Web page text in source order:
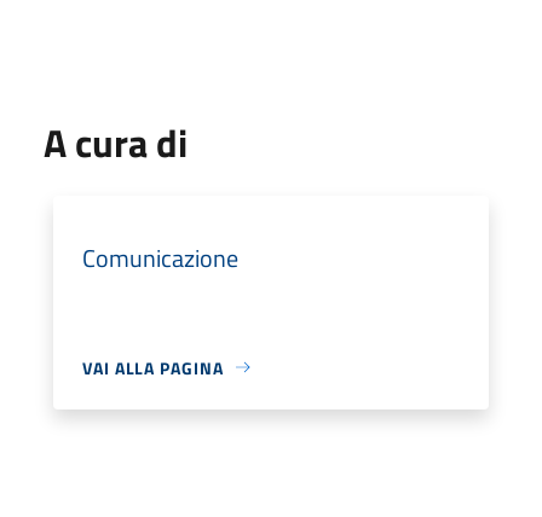
A cura di
Comunicazione
VAI ALLA PAGINA